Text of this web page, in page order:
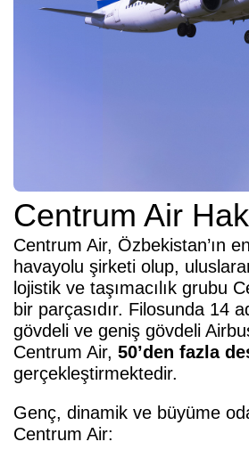
Centrum Air
Centrum Air, Özbekistan’ın
havayolu şirketi olup,
lojistik ve taşımacılık grubu
bir parçasıdır. Filosunda 14
gövdeli ve geniş gövdeli
Centrum Air, 50’den fazla
gerçekleştirmektedir.
Genç, dinamik ve büyüme
Centrum Air: